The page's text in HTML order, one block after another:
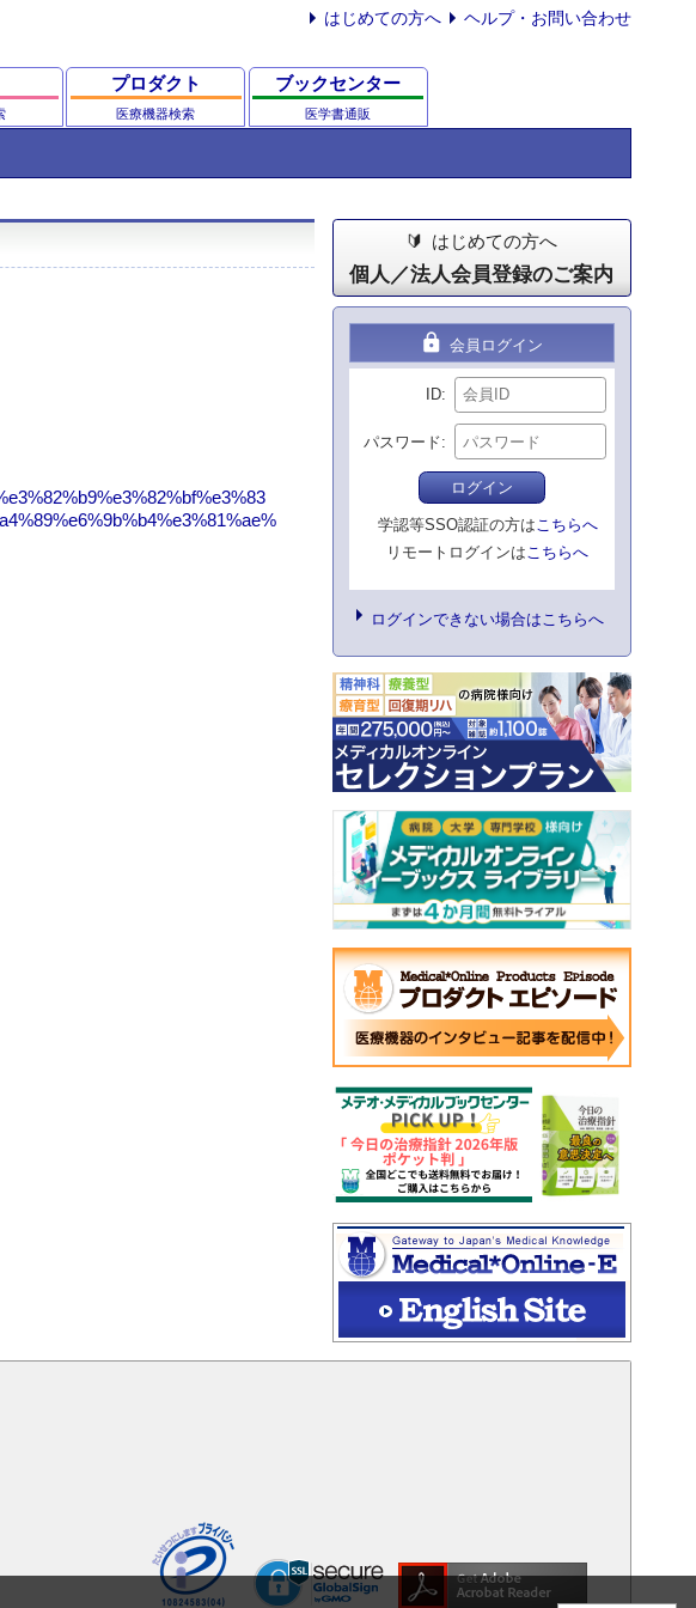
はじめての方へ ヘルプ・お問い合わせ
プロダクト
医療機器検索
ブックセンター
医学書通販
はじめての方へ
個人／法人会員登録のご案内
lock 会員ログイン
ID
パスワード
ログイン
学認等SSO認証の方はこちらへ
リモートログインはこちらへ
ログインできない場合はこちらへ